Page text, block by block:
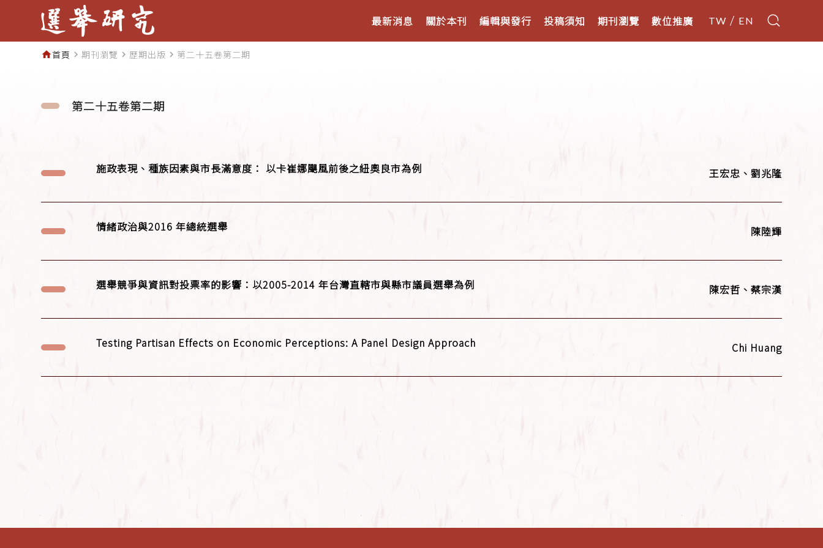
TW EN
最新消息 關於本刊 編輯與發行 投稿須知 期刊瀏覽 數位推廣
home首頁 navigate_next期刊瀏覽 navigate_next 歷期出版 navigate_next 第二十五卷第二期
第二十五卷第二期
施政表現、種族因素與市長滿意度： 以卡崔娜颶風前後之紐奧良市為例 王宏忠、劉兆隆
情緒政治與2016 年總統選舉 陳陸輝
選舉競爭與資訊對投票率的影響：以2005-2014 年台灣直轄市與縣市議員選舉為例 陳宏哲、蔡宗漢
Testing Partisan Effects on Economic Perceptions: A Panel Design Approach Chi Huang